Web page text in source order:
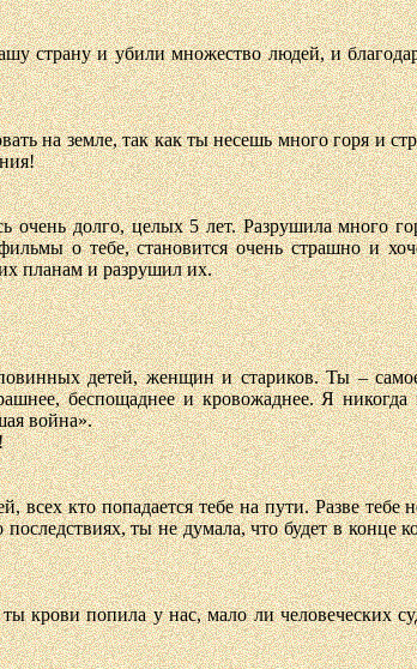
страну и убили множество людей, и
на земле, так как ты несешь много горя и
долго, целых 5 лет. Разрушила много
о тебе, становится очень страшно и
планам и разрушил их.
детей, женщин и стариков. Ты – самое
беспощаднее и кровожаднее. Я никогда
война».
кто попадается тебе на пути. Разве тебе
ты не думала, что будет в конце
попила у нас, мало ли человеческих